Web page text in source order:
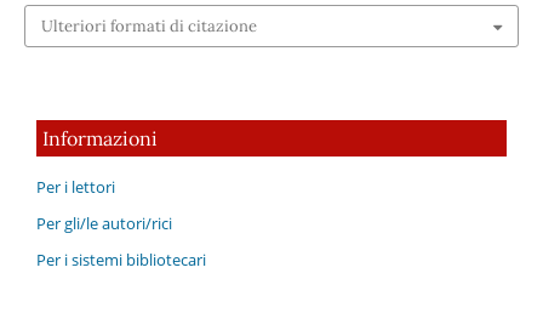
Ulteriori formati di citazione
Informazioni
Per i lettori
Per gli/le autori/rici
Per i sistemi bibliotecari